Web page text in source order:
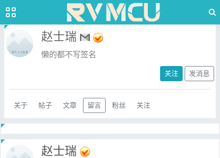
赵士瑞
懒的都不写签名
关注 发消息
关于 帖子 文章 留言 粉丝 关注
赵士瑞